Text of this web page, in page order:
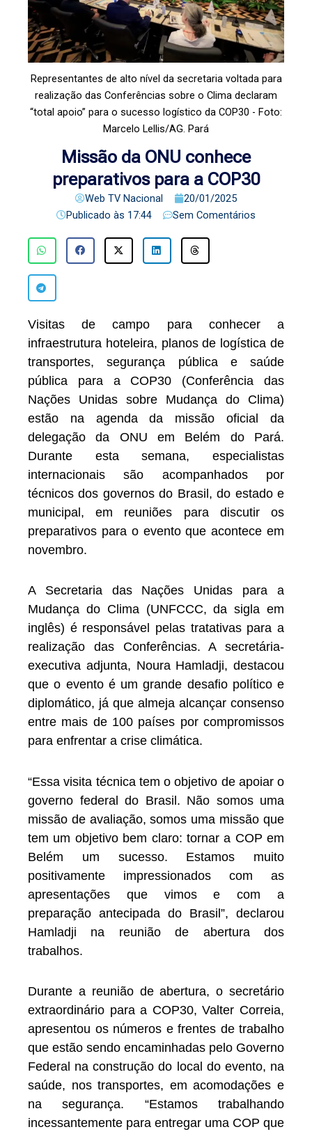
Representantes de alto nível da secretaria voltada para
realização das Conferências sobre o Clima declaram
“total apoio” para o sucesso logístico da COP30 - Foto:
Marcelo Lellis/AG. Pará
Missão da ONU conhece
preparativos para a COP30
Web TV Nacional
20/01/2025
Publicado às 17:44 Sem Comentários
Visitas de campo para conhecer a
infraestrutura hoteleira, planos de logística de
transportes, segurança pública e saúde
pública para a COP30 (Conferência das
Nações Unidas sobre Mudança do Clima)
estão na agenda da missão oficial da
delegação da ONU em Belém do Pará.
Durante esta semana, especialistas
internacionais são acompanhados por
técnicos dos governos do Brasil, do estado e
municipal, em reuniões para discutir os
preparativos para o evento que acontece em
novembro.
A Secretaria das Nações Unidas para a
Mudança do Clima (UNFCCC, da sigla em
inglês) é responsável pelas tratativas para a
realização das Conferências. A secretária-
executiva adjunta, Noura Hamladji, destacou
que o evento é um grande desafio político e
diplomático, já que almeja alcançar consenso
entre mais de 100 países por compromissos
para enfrentar a crise climática.
“Essa visita técnica tem o objetivo de apoiar o
governo federal do Brasil. Não somos uma
missão de avaliação, somos uma missão que
tem um objetivo bem claro: tornar a COP em
Belém um sucesso. Estamos muito
positivamente impressionados com as
apresentações que vimos e com a
preparação antecipada do Brasil”, declarou
Hamladji na reunião de abertura dos
trabalhos.
Durante a reunião de abertura, o secretário
extraordinário para a COP30, Valter Correia,
apresentou os números e frentes de trabalho
que estão sendo encaminhadas pelo Governo
Federal na construção do local do evento, na
saúde, nos transportes, em acomodações e
na segurança. “Estamos trabalhando
incessantemente para entregar uma COP que